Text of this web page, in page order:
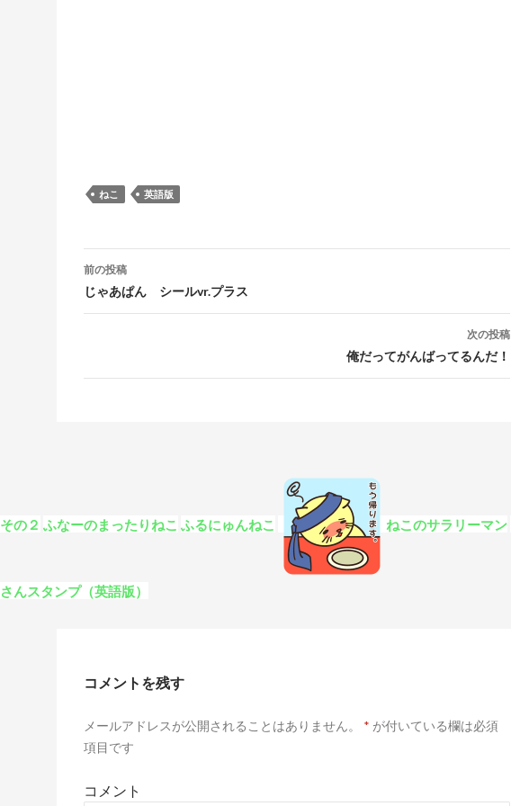
ねこ 英語版
前の投稿
じゃあぱん シールvr.プラス
次の投稿
俺だってがんばってるんだ！
の２ ふなーのまったりねこ ふるにゅんねこ ねこのサラリーマン
んスタンプ（英語版）
コメントを残す
メールアドレスが公開されることはありません。 * が付いている欄は必須
項目です
コメント